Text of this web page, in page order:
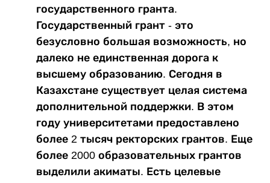
государственного гранта.
Государственный грант - это
безусловно большая возможность, но
далеко не единственная дорога к
высшему образованию. Сегодня в
Казахстане существует целая система
дополнительной поддержки. В этом
году университетами предоставлено
более 2 тысяч ректорских грантов. Еще
более 2000 образовательных грантов
выделили акиматы. Есть целевые